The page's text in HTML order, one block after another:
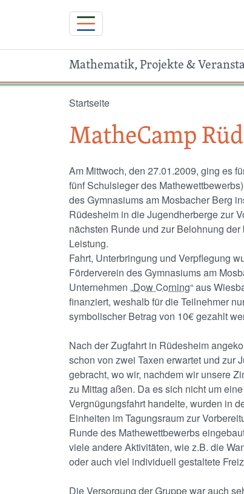
Mathematik, Projekte &
Startseite
MatheCamp
Am Mittwoch, den 27.01.2009, ging es
fünf Schulsieger des
des Gymnasiums am Mosbacher Berg
Rüdesheim in die Jugendherberge zur
nächsten Runde und zur Belohnung der
Leistung.
Fahrt, Unterbringung und Verpflegung
Förderverein des Gymnasiums am
Unternehmen „Dow Corning“ aus
finanziert, weshalb für die Teilnehmer
symbolischer Betrag von 10€ gezahlt
Nach der Zugfahrt in Rüdesheim
schon von zwei Taxen erwartet und zur
gebracht, wo wir, nachdem wir unsere
zu Mittag aßen. Da es sich nicht um
Vergnügungsfahrt handelte, wurden in
Einheiten im Tagungsraum zur
Runde des Mathewettbewerbs
viele andere Aktivitäten, wie z.B. die
oder auch viel individuell gestaltete
Die Versorgung der Gruppe war auch